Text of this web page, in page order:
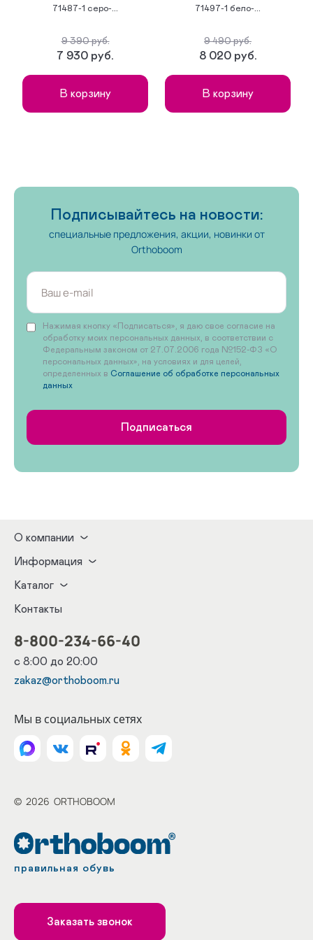
71487-1 серо-...
9 390 руб.
7 930 руб.
В корзину
71497-1 бело-...
9 490 руб.
8 020 руб.
В корзину
Подписывайтесь на новости:
специальные предложения, акции, новинки от
Orthoboom
Нажимая кнопку «Подписаться», я даю свое согласие на
обработку моих персональных данных, в соответствии с
Федеральным законом от 27.07.2006 года №152-ФЗ «О
персональных данных», на условиях и для целей,
определенных в Соглашение об обработке персональных
данных
Подписаться
О компании
Информация
Каталог
Контакты
8-800-234-66-40
с 8:00 до 20:00
zakaz@orthoboom.ru
Мы в социальных сетях
© 2026 ORTHOBOOM
правильная обувь
Заказать звонок